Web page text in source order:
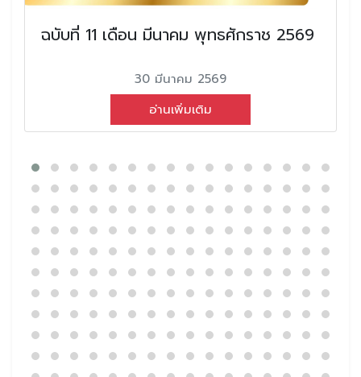
ฉบับที่ 11 เดือน มีนาคม พุทธศักราช 2569
30 มีนาคม 2569
อ่านเพิ่มเติม